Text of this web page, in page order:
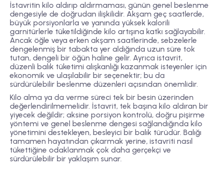
İstavritin kilo aldırıp aldırmaması, günün genel beslenme
dengesiyle de doğrudan ilişkilidir. Akşam geç saatlerde,
büyük porsiyonlarla ve yanında yüksek kalorili
garnitürlerle tüketildiğinde kilo artışına katkı sağlayabilir.
Ancak öğle veya erken akşam saatlerinde, sebzelerle
dengelenmiş bir tabakta yer aldığında uzun süre tok
tutan, dengeli bir öğün haline gelir. Ayrıca istavrit,
düzenli balık tüketimi alışkanlığı kazanmak isteyenler için
ekonomik ve ulaşılabilir bir seçenektir; bu da
sürdürülebilir beslenme düzenleri açısından önemlidir.
Kilo alma ya da verme süreci tek bir besin üzerinden
değerlendirilmemelidir. İstavrit, tek başına kilo aldıran bir
yiyecek değildir; aksine porsiyon kontrolü, doğru pişirme
yöntemi ve genel beslenme dengesi sağlandığında kilo
yönetimini destekleyen, besleyici bir balık türüdür. Balığı
tamamen hayatından çıkarmak yerine, istavriti nasıl
tükettiğine odaklanmak çok daha gerçekçi ve
sürdürülebilir bir yaklaşım sunar.